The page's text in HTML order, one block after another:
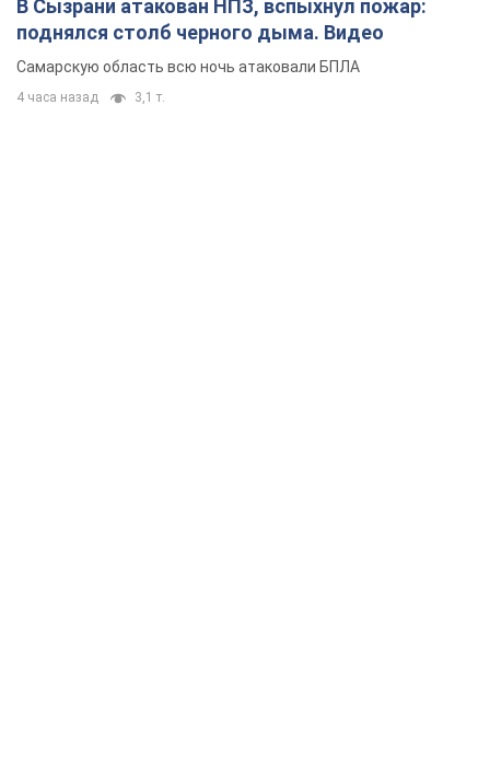
В Сызрани атакован НПЗ, вспыхнул пожар:
поднялся столб черного дыма. Видео
Самарскую область всю ночь атаковали БПЛА
4 часа назад 3,1 т.